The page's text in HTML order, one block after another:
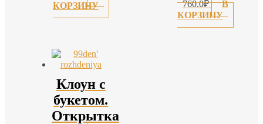
КОРЗИНУ
760.0₽
В
КОРЗИНУ
Клоун с
букетом.
Открытка